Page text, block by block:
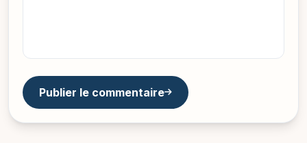
Publier le commentaire